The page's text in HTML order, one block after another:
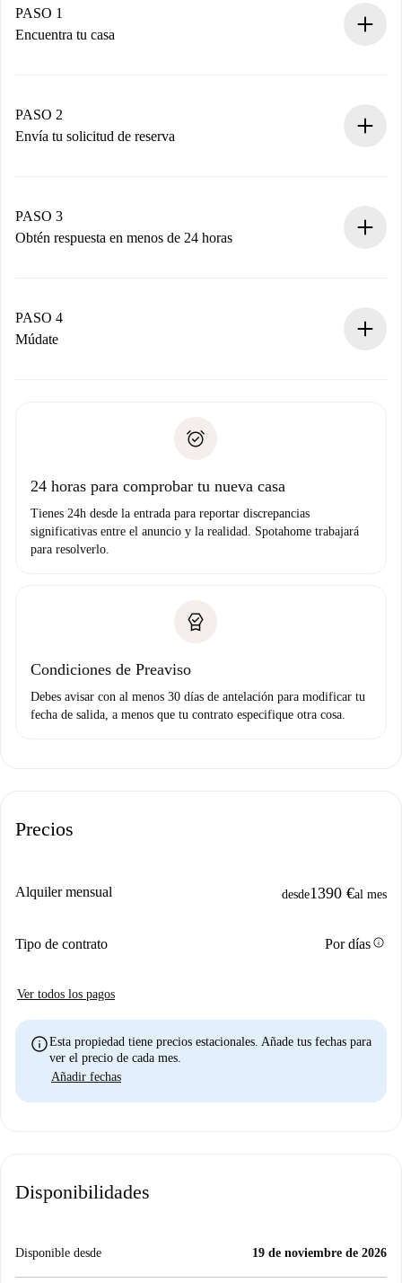
PASO 1
Encuentra tu casa
Tienes toda la información necesaria por adelantado.
PASO 2
Envía tu solicitud de reserva
propietario acepte.
PASO 3
Obtén respuesta en menos de 24 horas
contacto con el propietario.
Si es rechazada: No te haremos ningún cargo y te
Prueba de solvencia
PASO 4
Múdate
no nos comunicas ningún problema.
24 horas para comprobar tu nueva casa
Tienes 24h desde la entrada para reportar discrepancias
significativas entre el anuncio y la realidad. Spotahome trabajará
para resolverlo.
Condiciones de Preaviso
Debes avisar con al menos 30 días de antelación para modificar tu
fecha de salida, a menos que tu contrato especifique otra cosa.
Precios
Alquiler mensual desde1390 €al mes
Tipo de contrato Por díasinfo
Ver todos los pagos
infoEsta propiedad tiene precios estacionales. Añade tus fechas para
ver el precio de cada mes.
Añadir fechas
Disponibilidades
Disponible desde 19 de noviembre de 2026